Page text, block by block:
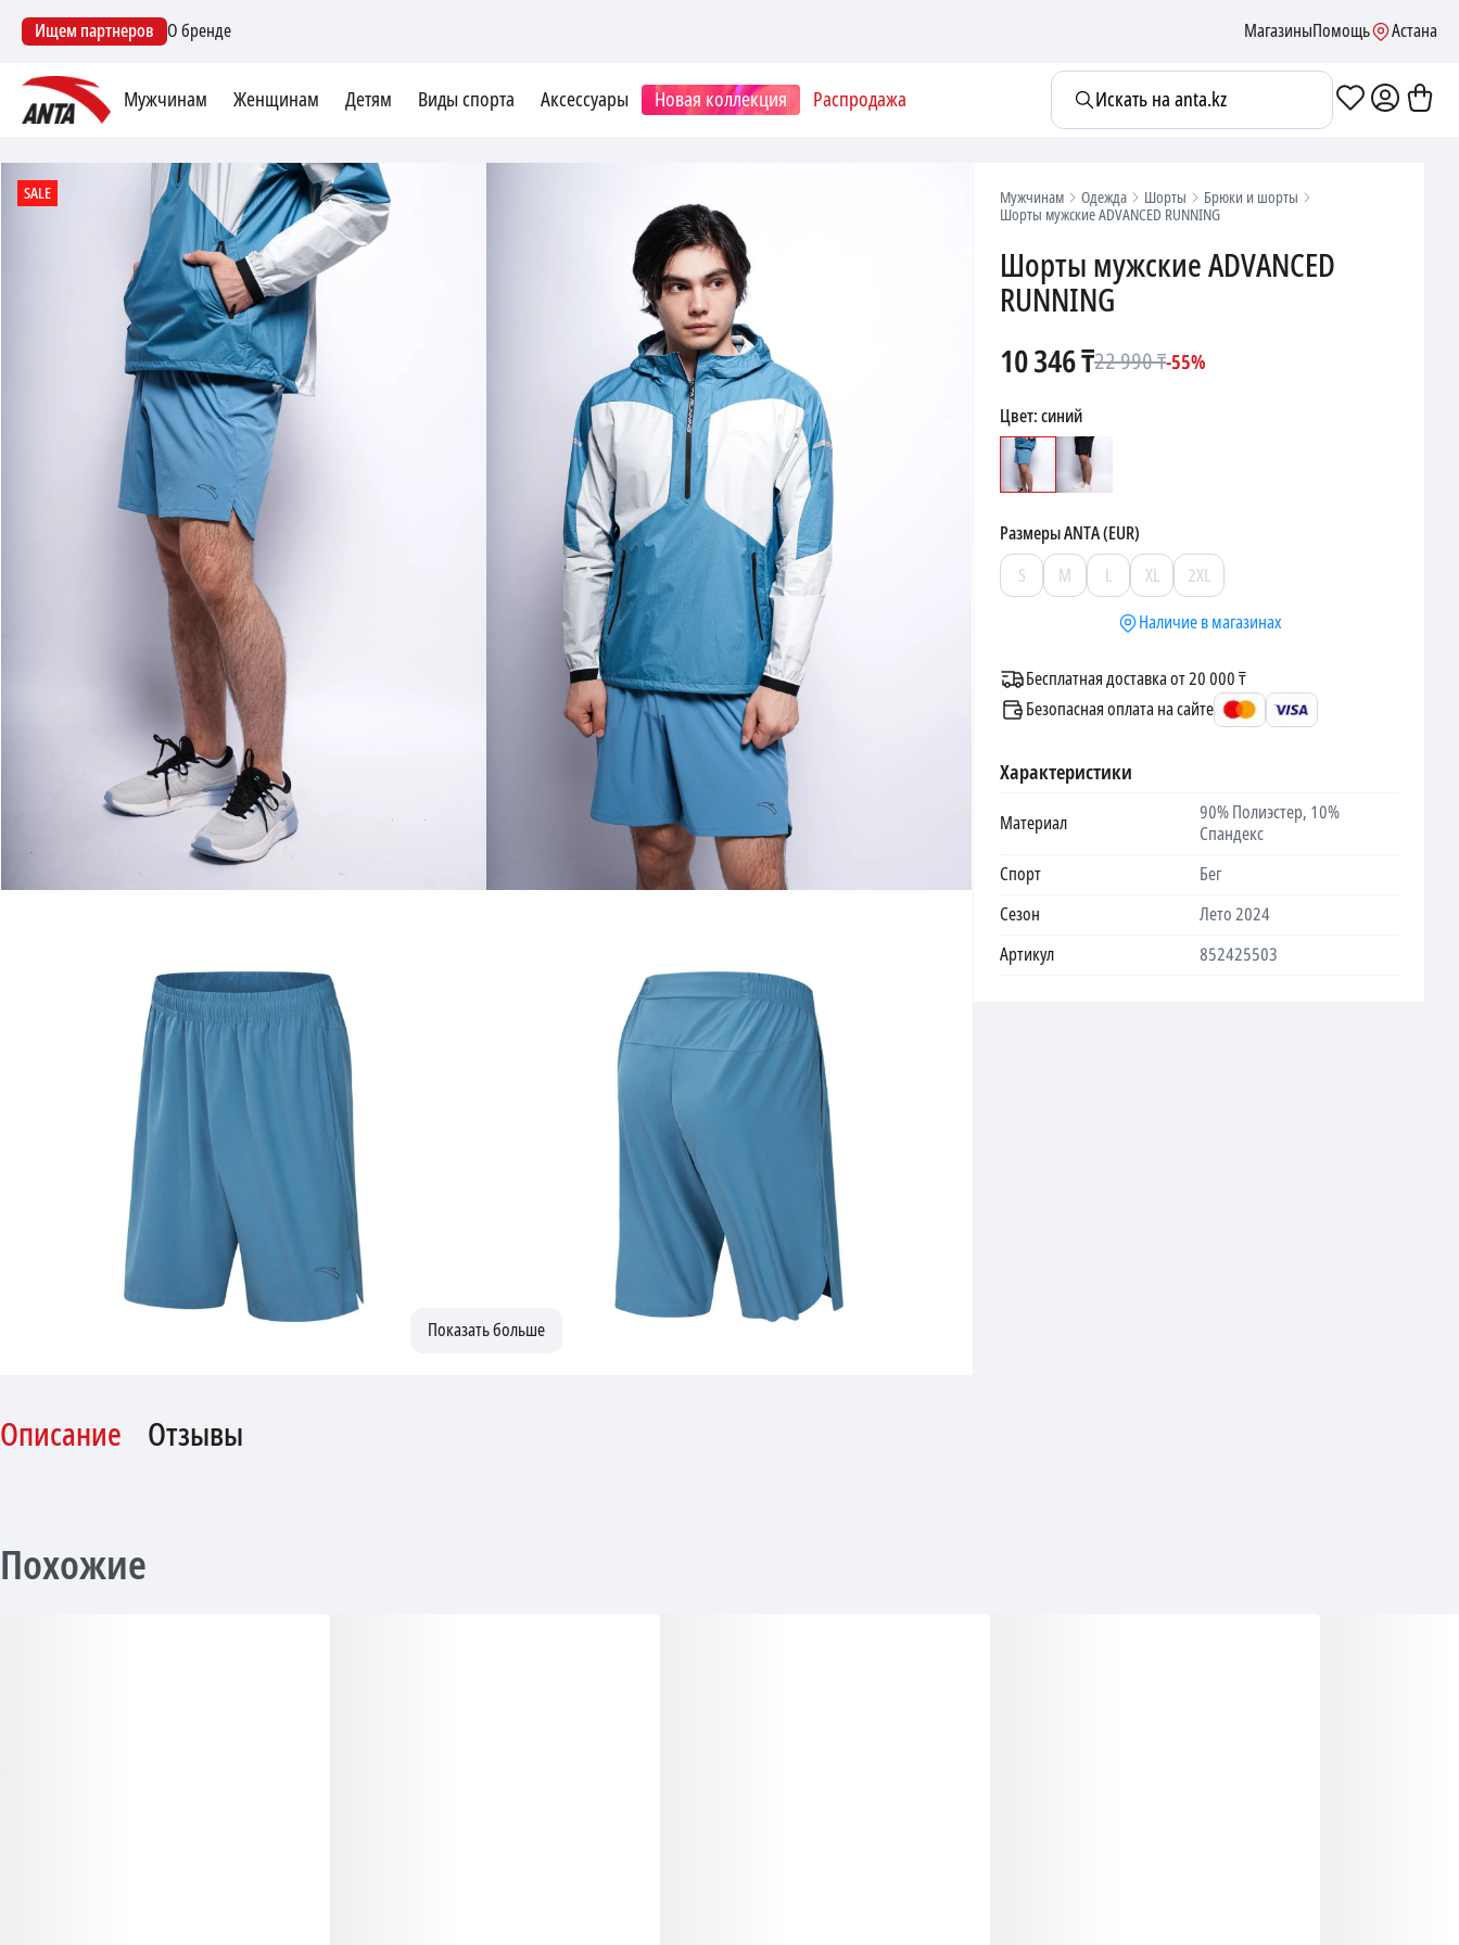
Ищем партнеров О бренде МагазиныПомощь Астана
Мужчинам Женщинам Детям Виды спорта Аксессуары Новая коллекция Распродажа Искать на anta.kz
SALE Мужчинам Одежда Шорты
Брюки и шорты
Шорты мужские ADVANCED RUNNING
Шорты мужские ADVANCED
RUNNING
10 346₸22 990₸-55%
Цвет:синий
РазмерыANTA (EUR)
S
M L XL
2XL
Наличие в магазинах
Бесплатная доставка от 20 000 ₸
Безопасная оплата на сайте
Характеристики
Материал
90% Полиэстер, 10%
Спандекс
Спорт
Бег
Сезон
Лето 2024
Артикул
852425503
Описание Отзывы
Похожие